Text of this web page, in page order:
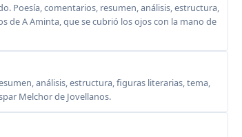
Poesía, comentarios, resumen, análisis, estructura,
de A Aminta, que se cubrió los ojos con la mano de
análisis, estructura, figuras literarias, tema,
Melchor de Jovellanos.